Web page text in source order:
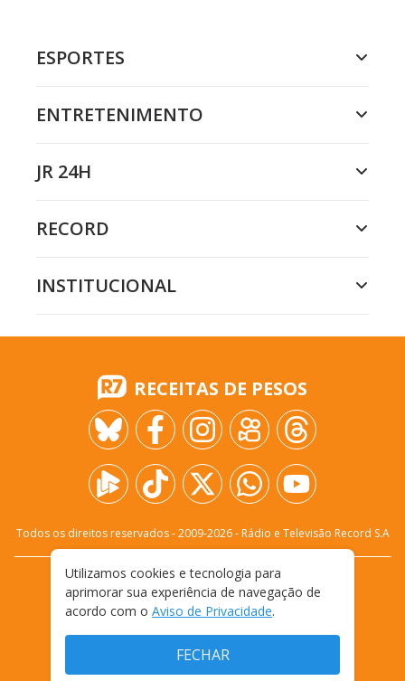
ESPORTES
ENTRETENIMENTO
JR 24H
RECORD
INSTITUCIONAL
RECEITAS DE PESOS
Todos os direitos reservados - 2009-2026- Rádio e Televisão Record S.A
FALE CONOSCO
PRIVACIDADE
TERMOS E CONDIÇÕES DE USO
Utilizamos cookies e tecnologia para
aprimorar sua experiência de navegação de
acordo com o Aviso de Privacidade.
FECHAR